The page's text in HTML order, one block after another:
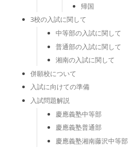
帰国
3校の入試に関して
中等部の入試に関して
普通部の入試に関して
湘南の入試に関して
併願校について
入試に向けての準備
入試問題解説
慶應義塾中等部
慶應義塾普通部
慶應義塾湘南藤沢中等部